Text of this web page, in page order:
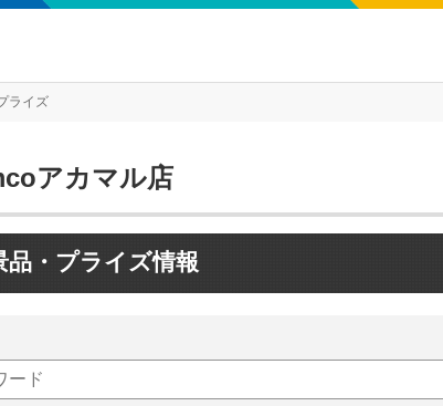
ライズ
アカマル店
品・プライズ情報